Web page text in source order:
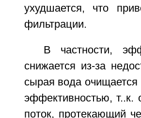
ухудшается, что
фильтрации.
В частности,
снижается из-за
сырая вода
эффективностью, т..к.
поток, протекающий